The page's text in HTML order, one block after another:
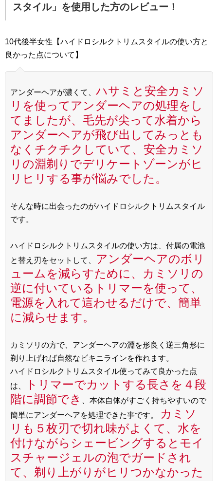
スタイル」を使用した方のレビュー！
10代後半女性【ハイドロシルクトリムスタイルの使い方と
良かった点について】
アンダーヘアが濃くて、 ハサミと安全カミソ
リを使ってアンダーヘアの処理をし
てましたが、毛先が尖って水着から
アンダーヘアが飛び出してみっとも
なくチクチクしていて、安全カミソ
リの淵剃りでデリケートゾーンがヒ
リヒリする事が悩みでした。
そんな時に出会ったのがハイドロシルクトリムスタイル
です。
ハイドロシルクトリムスタイルの使い方は、付属の電池
と替え刃をセットして、
アンダーヘアのボリ
ュームを減らすために、カミソリの
逆に付いているトリマーを使って、
電源を入れて這わせるだけで、簡単
に減らせます。
カミソリの方で、アンダーヘアの淵を形良く逆三角形に
剃り上げれば自然なビキニラインを作れます。
ハイドロシルクトリムスタイル使ってみて良かった点
は、
トリマーでカットする長さを４段
階に調節でき
、本体自体がすごく持ちやすいので
簡単にアンダーヘアを処理できた事です。
カミソ
リも５枚刃で切れ味がよくて、水を
付けながらシェービングするとモイ
スチャージェルの泡でガードされ
て、剃り上がりがヒリつかなかった